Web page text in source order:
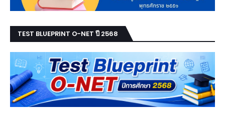
TEST BLUEPRINT O-NET ปี 2568